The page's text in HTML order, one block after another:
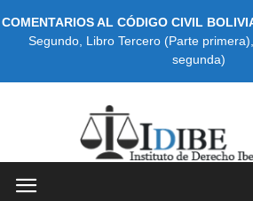
COMENTARIOS AL CÓDIGO CIVIL
Segundo, Libro Tercero (Parte primera)
segunda)